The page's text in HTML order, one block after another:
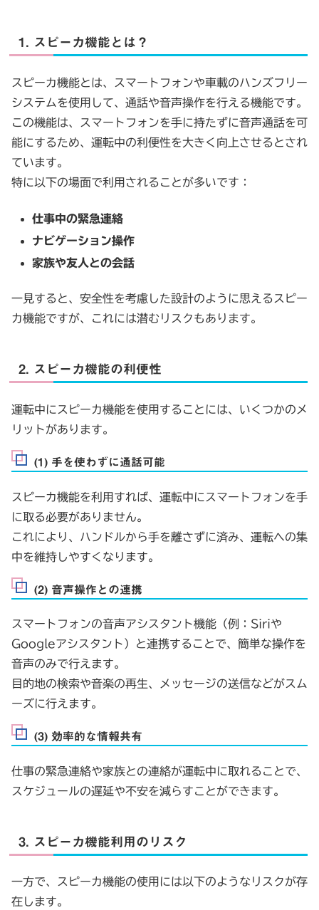
1. スピーカ機能とは？
スピーカ機能とは、スマートフォンや車載のハンズフリー
システムを使用して、通話や音声操作を行える機能です。
この機能は、スマートフォンを手に持たずに音声通話を可
能にするため、運転中の利便性を大きく向上させるとされ
ています。
特に以下の場面で利用されることが多いです：
仕事中の緊急連絡
ナビゲーション操作
家族や友人との会話
一見すると、安全性を考慮した設計のように思えるスピー
カ機能ですが、これには潜むリスクもあります。
2. スピーカ機能の利便性
運転中にスピーカ機能を使用することには、いくつかのメ
リットがあります。
(1) 手を使わずに通話可能
スピーカ機能を利用すれば、運転中にスマートフォンを手
に取る必要がありません。
これにより、ハンドルから手を離さずに済み、運転への集
中を維持しやすくなります。
(2) 音声操作との連携
スマートフォンの音声アシスタント機能（例：Siriや
Googleアシスタント）と連携することで、簡単な操作を
音声のみで行えます。
目的地の検索や音楽の再生、メッセージの送信などがスム
ーズに行えます。
(3) 効率的な情報共有
仕事の緊急連絡や家族との連絡が運転中に取れることで、
スケジュールの遅延や不安を減らすことができます。
3. スピーカ機能利用のリスク
一方で、スピーカ機能の使用には以下のようなリスクが存
在します。